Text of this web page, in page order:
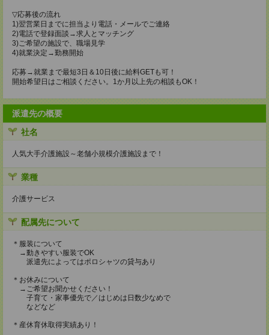
▽応募後の流れ
1)翌営業日までに担当より電話・メールでご連絡
2)電話で登録面談→求人とマッチング
3)ご希望の施設で、職場見学
4)就業決定→勤務開始
応募→就業まで最短3日＆10日後に給料GETも可！
開始希望日はご相談ください。1か月以上先の相談もOK！
派遣先の概要
社名
人気大手介護施設～老舗小規模介護施設まで！
業種
介護サービス
配属先について
＊服装について
→動きやすい服装でOK
派遣先によってはポロシャツの貸与あり
＊お休みについて
→ご希望お聞かせください！
子育て・家事優先で／はじめは日数少なめで
などなど
＊産休育休取得実績あり！